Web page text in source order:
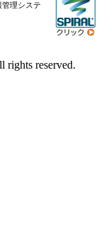
管理システ
rights reserved.